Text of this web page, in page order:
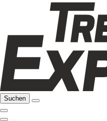
Suchen